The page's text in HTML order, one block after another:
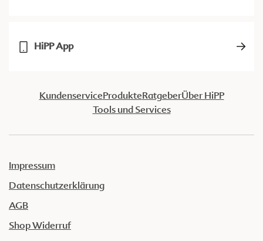
HiPP App
KundenserviceProdukteRatgeberÜber HiPP
Tools und Services
Impressum
Datenschutzerklärung
AGB
Shop Widerruf